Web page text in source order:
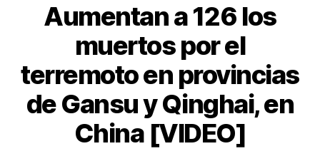
Aumentan a 126 los
muertos por el
terremoto en provincias
de Gansu y Qinghai, en
China [VIDEO]